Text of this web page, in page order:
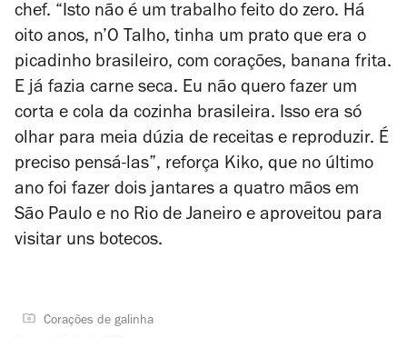
chef. “Isto não é um trabalho feito do zero. Há
oito anos, n’O Talho, tinha um prato que era o
picadinho brasileiro, com corações, banana frita.
E já fazia carne seca. Eu não quero fazer um
corta e cola da cozinha brasileira. Isso era só
olhar para meia dúzia de receitas e reproduzir. É
preciso pensá-las”, reforça Kiko, que no último
ano foi fazer dois jantares a quatro mãos em
São Paulo e no Rio de Janeiro e aproveitou para
visitar uns botecos.
Corações de galinha